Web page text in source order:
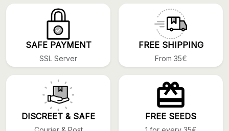
SAFE PAYMENT
SSL Server
FREE SHIPPING
From 35€
DISCREET & SAFE FREE SEEDS